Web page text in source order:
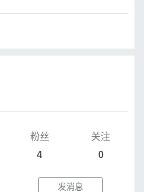
粉丝
4
关注
0
发消息